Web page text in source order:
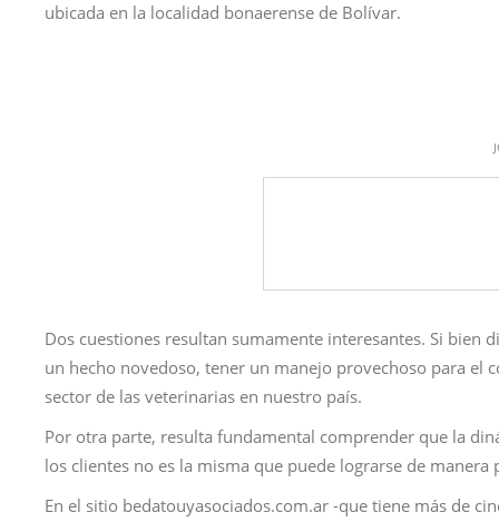
ubicada en la localidad bonaerense de Bolívar.
Dos cuestiones resultan sumamente interesantes. Si bien
un hecho novedoso, tener un manejo provechoso para el
sector de las veterinarias en nuestro país.
Por otra parte, resulta fundamental comprender que la
los clientes no es la misma que puede lograrse de
En el sitio bedatouyasociados.com.ar -que tiene más de